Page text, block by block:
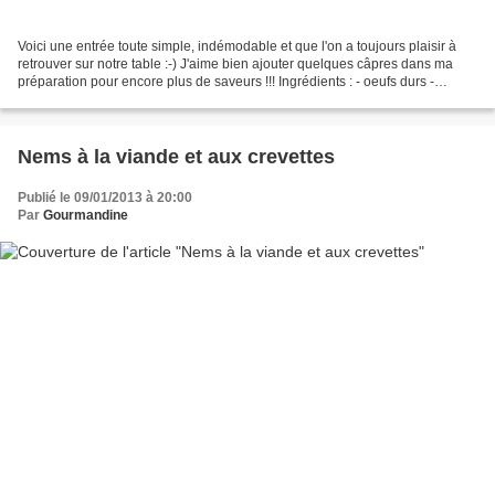
Voici une entrée toute simple, indémodable et que l'on a toujours plaisir à
retrouver sur notre table :-) J'aime bien ajouter quelques câpres dans ma
préparation pour encore plus de saveurs !!! Ingrédients : - oeufs durs -
Nems à la viande et aux crevettes
Publié le 09/01/2013 à 20:00
Par Gourmandine